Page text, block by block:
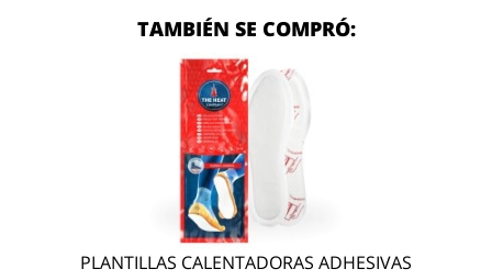
TAMBIÉN SE COMPRÓ:
PLANTILLAS CALENTADORAS ADHESIVAS